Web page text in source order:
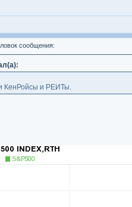
сообщения:
КенРойсы и РЕИТы.